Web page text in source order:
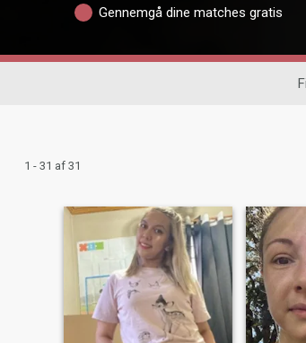
Gennemgå dine matches gratis
1 - 31 af 31